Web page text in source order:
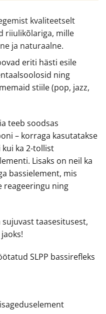
kvaliteetselt
riiulikõlariga, mille
ja naturaalne.
eriti hästi esile
ning
stiile (pop, jazz,
teeb soodsas
– korraga kasutatakse
kui ka 2-tollist
Lisaks on neil ka
bassielement, mis
reageeringu ning
taasesitusest,
SLPP bassirefleks